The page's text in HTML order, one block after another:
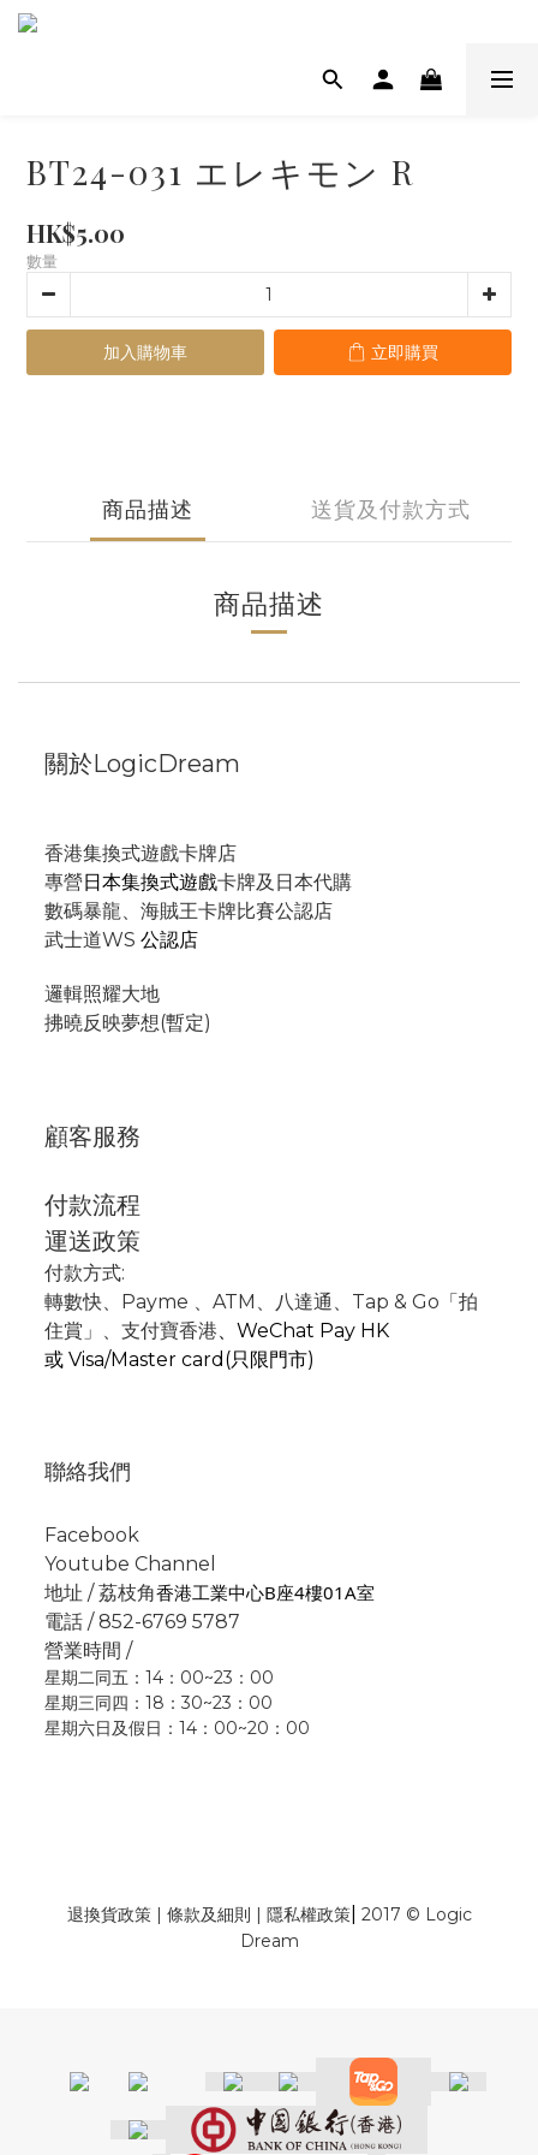
BT24-031 エレキモン R
HK$5.00
數量
加入購物車 立即購買
商品描述 送貨及付款方式
商品描述
關於LogicDream
香港集換式遊戲卡牌店
專營日本集換式遊戲卡牌及日本代購
數碼暴龍、海賊王卡牌比賽公認店
武士道WS 公認店
邏輯照耀大地
拂曉反映夢想(暫定)
顧客服務
付款流程
運送政策
付款方式:
轉數快、Payme 、 ATM 、
八達通、Tap & Go「拍
住賞」 、支付寶香港、 WeChat Pay HK
或 Visa/Master card(只限門市)
聯絡我們
Facebook
Youtube Channel
地址 / 荔枝角香港工業中心B座4樓01A室
電話 / 852-6769 5787
營業時間 /
星期二同五：14：00~23：00
星期三同四：18：30~23：00
星期六日及假日：14：00~20：00
退換貨政策| 條款及細則 | 隱私權政策| 2017 © Logic
Dream